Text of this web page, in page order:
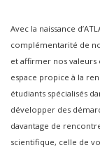
Avec la naissance
complémentarité de
et affirmer nos
espace propice à la
étudiants spécialisés
développer des
davantage de
scientifique, celle de